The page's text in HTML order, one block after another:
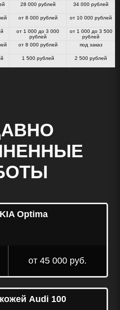
28 000 рублей 34 000 рублей
от 8 000 рублей от 10 000 рублей
от 1 000 до 3 000
рублей
от 1 000 до 3 500
рублей
от 8 000 рублей под заказ
1 500 рублей 2 500 рублей
Optima
от 45 000 руб.
Audi 100